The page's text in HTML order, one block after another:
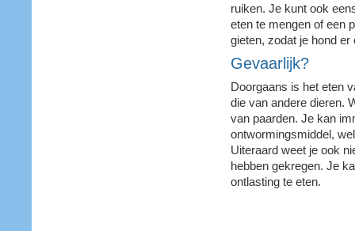
ruiken. Je kunt ook
eten te mengen of een
gieten, zodat je hond
Gevaarlijk?
Doorgaans is het eten
die van andere dieren.
van paarden. Je kan
ontwormingsmiddel,
Uiteraard weet je ook
hebben gekregen. Je
ontlasting te eten.